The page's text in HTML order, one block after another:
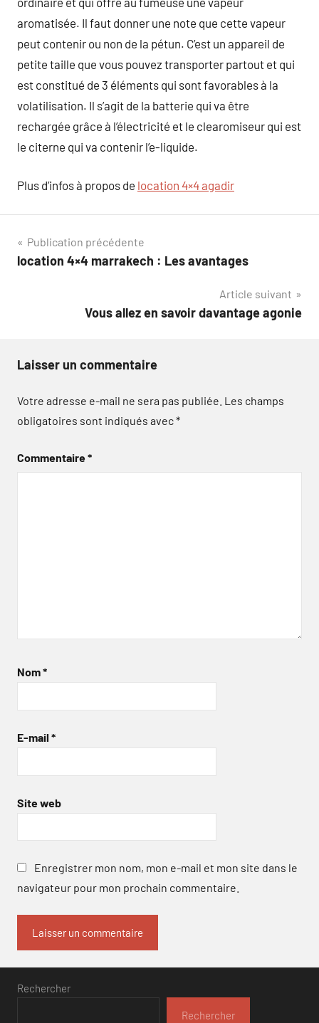
aromatisée. Il faut donner une note que cette vapeur
peut contenir ou non de la pétun. C’est un appareil de
petite taille que vous pouvez transporter partout et qui
est constitué de 3 éléments qui sont favorables à la
volatilisation. Il s’agit de la batterie qui va être
rechargée grâce à l’électricité et le clearomiseur qui est
le citerne qui va contenir l’e-liquide.
Plus d’infos à propos de location 4×4 agadir
Navigation
de
Publication précédente
location 4×4 marrakech : Les avantages
Article suivant
Vous allez en savoir davantage agonie
Laisser un commentaire
Votre adresse e-mail ne sera pas publiée. Les champs
obligatoires sont indiqués avec*
Commentaire*
Nom*
E-mail *
Site web
Enregistrer mon nom, mon e-mail et mon site dans le
navigateur pour mon prochain commentaire.
Rechercher
Rechercher